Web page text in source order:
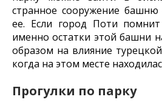
странное сооружение
ее. Если город Поти
именно остатки этой башни
образом на влияние
когда на этом месте
Прогулки по парку